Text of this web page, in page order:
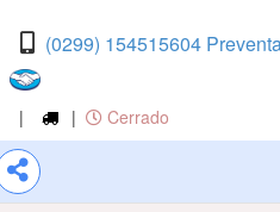
(0299) 154515604
| | Cerrado